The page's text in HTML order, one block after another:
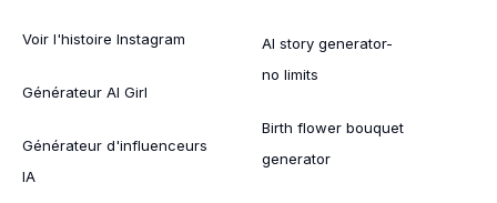
Voir l'histoire Instagram
Générateur AI Girl
Générateur d'influenceurs
IA
AI story generator-
no limits
Birth flower bouquet
generator